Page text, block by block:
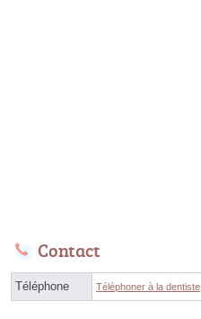
Contact
Téléphone Téléphoner à la dentiste